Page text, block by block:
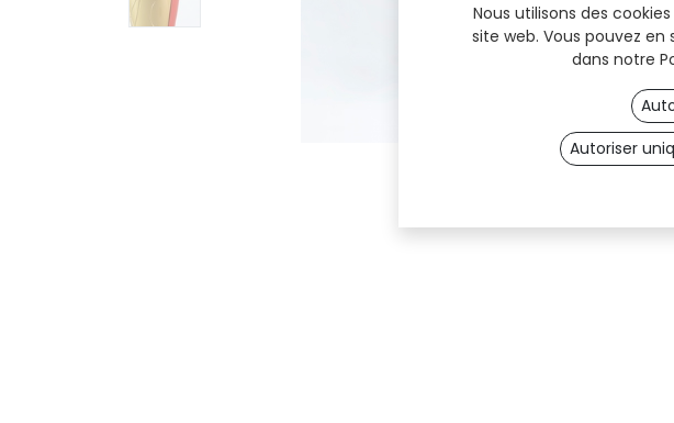
Nous utilisons des
site web. Vous pouvez en
dans notre
Autoriser